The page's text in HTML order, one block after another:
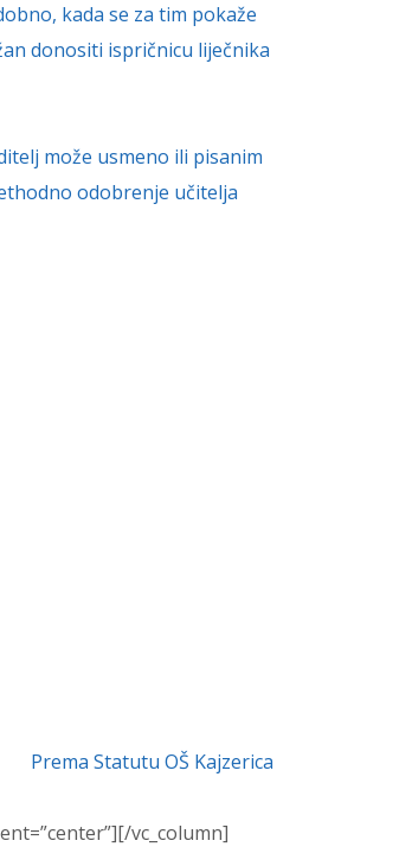
kada se za tim pokaže
donositi ispričnicu liječnika
može usmeno ili pisanim
odobrenje učitelja
Prema Statutu OŠ Kajzerica
vc_column]